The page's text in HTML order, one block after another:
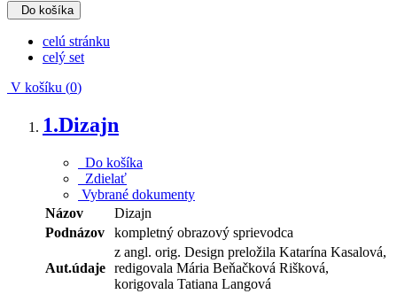
Do košíka
celú stránku
celý set
V košíku (0)
1.Dizajn
Do košíka
Zdielať
Vybrané dokumenty
Názov
Dizajn
Podnázov
kompletný obrazový sprievodca
Aut.údaje
z angl. orig. Design preložila Katarína Kasalová,
redigovala Mária Beňačková Rišková,
korigovala Tatiana Langová